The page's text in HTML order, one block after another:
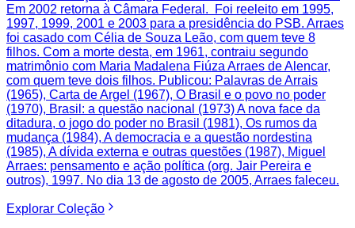
Explorar Coleção